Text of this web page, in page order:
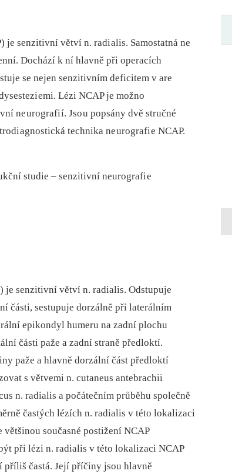
je senzitivní větví n. radi alis. Samostatná ne
Dochází k ní hlavně při operacích
se nejen senzitivním deficitem v are
emi. Lézi NCAP je možno
ne urografi í. Jso u popsány dvě stručné
agnostická technika ne urografi e NCAP.
studie –⁠ senzitivní neurografi e
je senzitivní větví n. radialis. Odstupuje
části, sestupuje dorzálně při laterálním
epikondyl humeru na zadní plochu
části paže a zadní straně předloktí.
paže a hlavně dorzální část předloktí
s větvemi n. cutaneus antebrachii
n. radialis a počátečním průběhu společně
častých lézích n. radialis v této lokalizaci
současné postižení NCAP
při lézi n. radialis v této lokalizaci NCAP
příliš častá. Její příčiny jsou hlavně